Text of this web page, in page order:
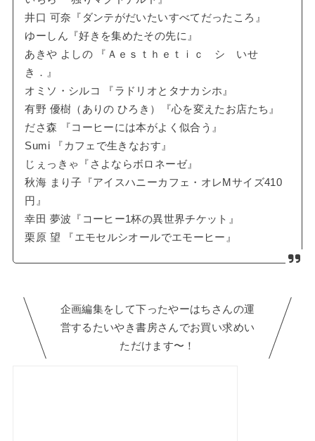
井口 可奈『ダンテがだいたいすべてだったころ』
ゆーしん『好きを集めたその先に』
あきや よしの 『Ａｅｓｔｈｅｔｉｃ シ いせ
き．』
オミソ・シルコ 『ラドリオとタナカシホ』
有野 優樹（ありの ひろき）『心を変えたお店たち』
ださ森 『コーヒーには本がよく似合う』
Sumi 『カフェで生きなおす』
じぇっきゃ『さよならボロネーゼ』
秋海 まり子『アイスハニーカフェ・オレMサイズ410
円』
幸田 夢波『コーヒー1杯の異世界チケット』
栗原 望 『エモセルシオールでエモーヒー』
企画編集をして下ったやーはちさんの運
営するたいやき書房さんでお買い求めい
ただけます〜！